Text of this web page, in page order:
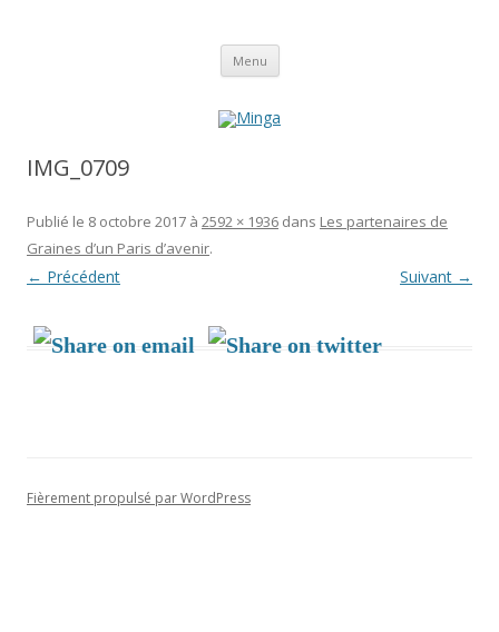
Menu Aller
contenu
IMG_0709
Publié le 8 octobre 2017 à 2592 × 1936 dans Les partenaires de
Graines d’un Paris d’avenir.
← Précédent Suivant →
Fièrement propulsé par WordPress